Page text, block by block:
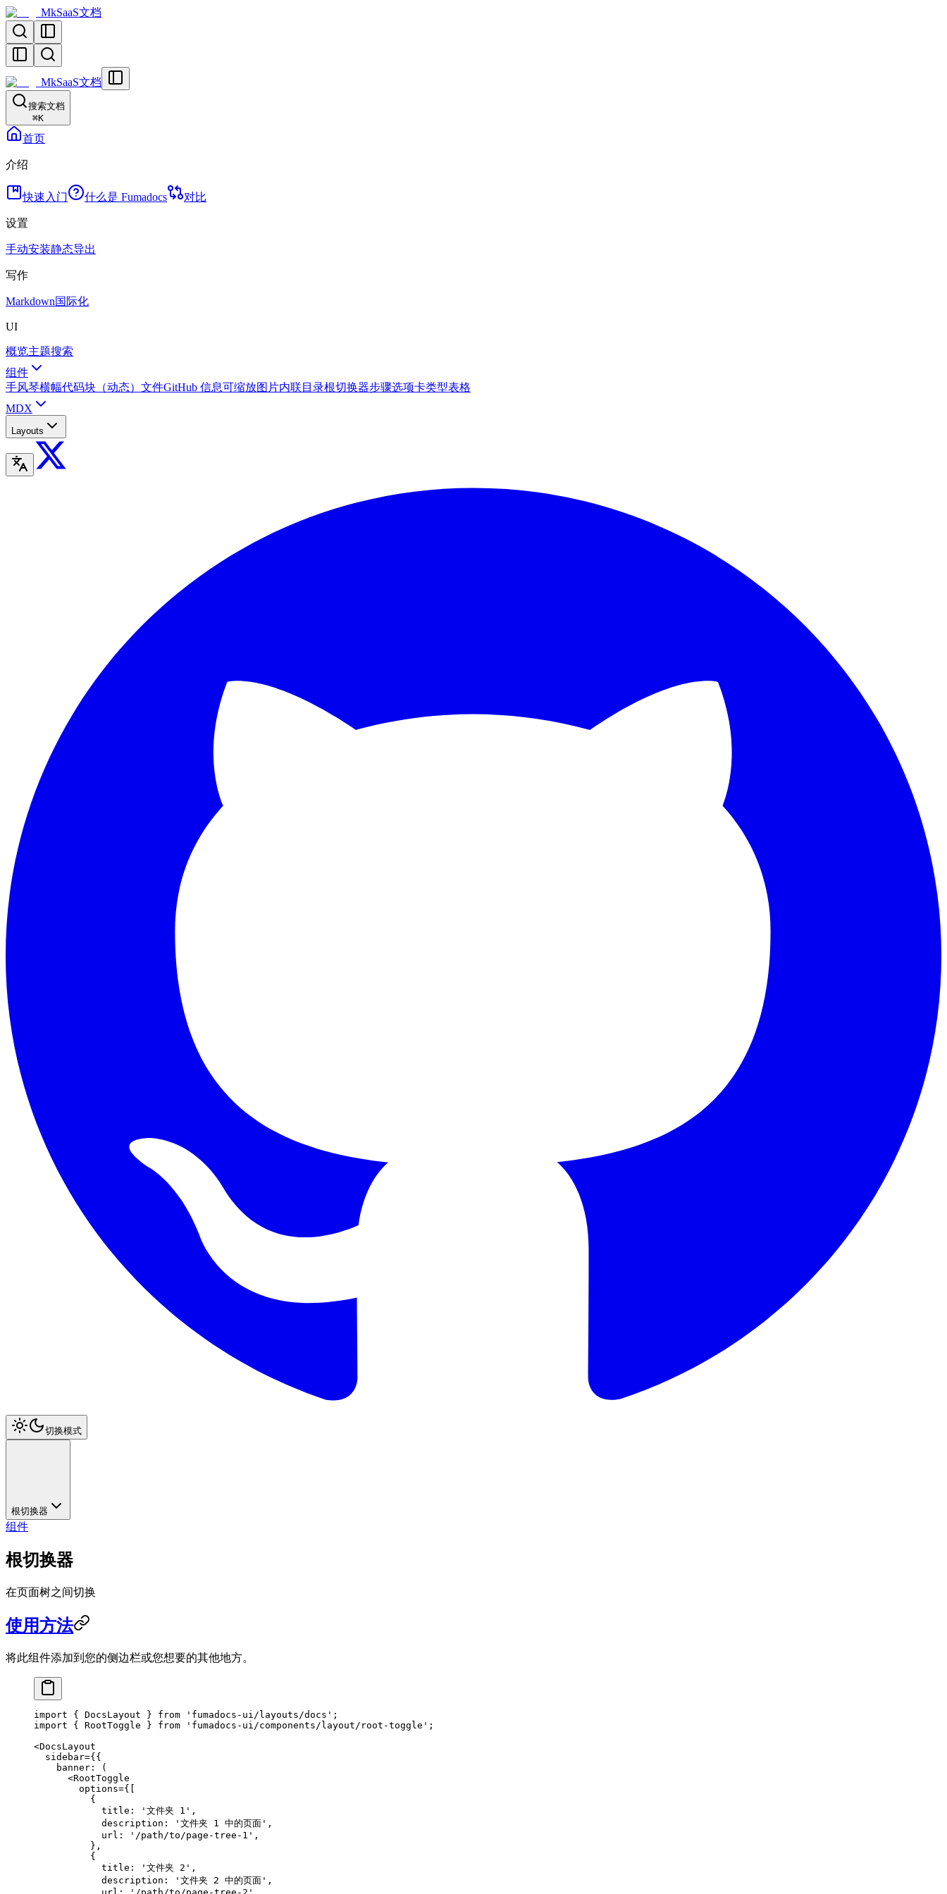
MkSaaS文档
MkSaaS文档
搜索文档
⌘K
首页
介绍
快速入门 什么是 Fumadocs 对比
设置
手动安装静态导出
写作
Markdown国际化
UI
概览主题搜索
组件
手风琴横幅代码块（动态） 文件GitHub 信息可缩放图片内联目录根切换器步骤选项卡类型表格
MDX
Layouts
切换模式
根切换器
组件
根切换器
在页面树之间切换
使用方法
将此组件添加到您的侧边栏或您想要的其他地方。
import { DocsLayout } from 'fumadocs-ui/layouts/docs' ;
import { RootToggle } from 'fumadocs-ui/components/layout/root-toggle' ;
<DocsLayout
  sidebar
={{
    banner
: (
      <
RootToggle
        options
={[
          {
            title:
'文件夹 1' ,
            description:
'文件夹 1 中的页面' ,
            url:
'/path/to/page-tree-1' ,
          },
          {
            title:
'文件夹 2' ,
            description:
'文件夹 2 中的页面' ,